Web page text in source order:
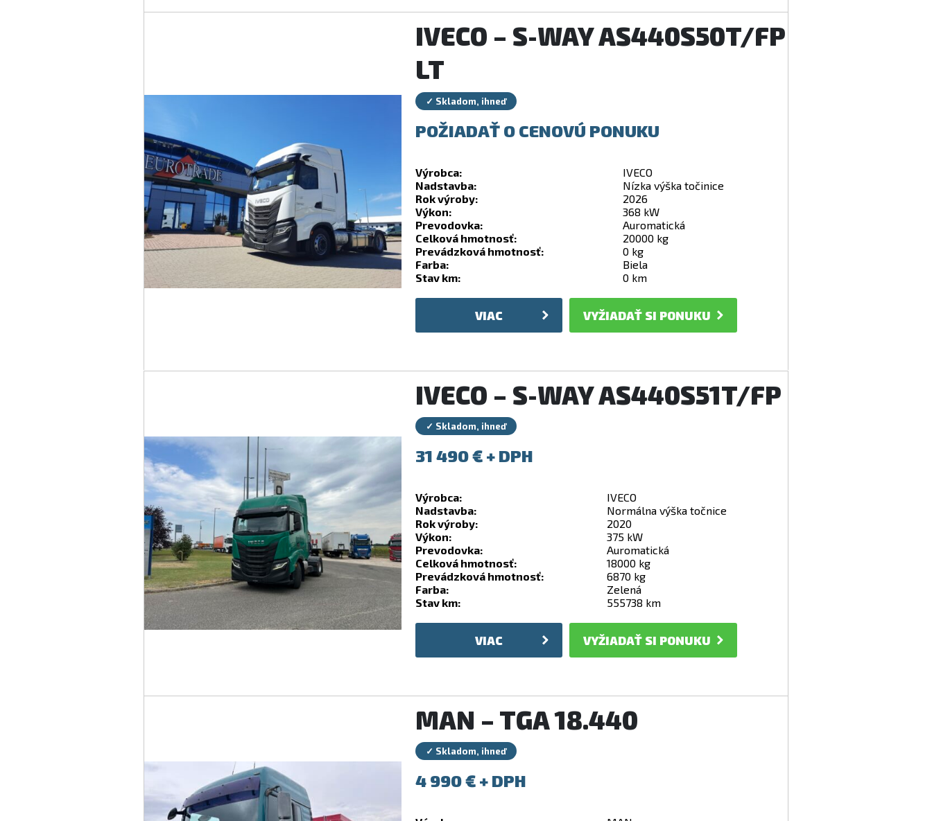
IVECO – S-WAY AS440S50T/FP
LT
✓ Skladom, ihneď
POŽIADAŤ O CENOVÚ PONUKU
Výrobca:
IVECO
Nadstavba:
Nízka výška točinice
Rok výroby:
2026
Výkon:
368 kW
Prevodovka:
Auromatická
Celková hmotnosť:
20000 kg
Prevádzková hmotnosť:
0 kg
Farba:
Biela
Stav km:
0 km
VIAC VYŽIADAŤ SI PONUKU
IVECO – S-WAY AS440S51T/FP
✓ Skladom, ihneď
31 490€
Výrobca:
IVECO
Nadstavba:
Normálna výška točnice
Rok výroby:
2020
Výkon:
375 kW
Prevodovka:
Auromatická
Celková hmotnosť:
18000 kg
Prevádzková hmotnosť:
6870 kg
Farba:
Zelená
Stav km:
555738 km
VIAC VYŽIADAŤ SI PONUKU
MAN – TGA 18.440
✓ Skladom, ihneď
4 990€